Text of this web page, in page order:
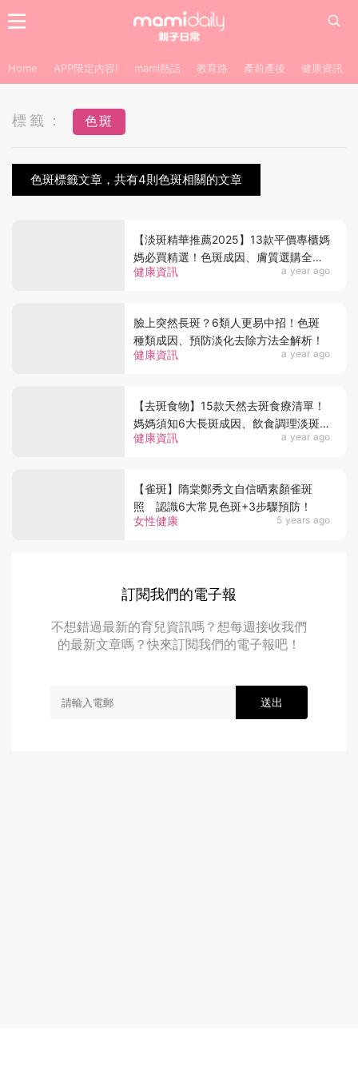
Home APP限定內容! mami熱話 教育路 產前產後 健康資訊
標籤： 色斑
色斑標籤文章，共有4則色斑相關的文章
健康資訊 a year ago
【淡斑精華推薦2025】13款平價專櫃媽
媽必買精選！色斑成因、膚質選購全解
析！
健康資訊 a year ago
臉上突然長斑？6類人更易中招！色斑
種類成因、預防淡化去除方法全解析！
健康資訊 a year ago
【去斑食物】15款天然去斑食療清單！
媽媽須知6大長斑成因、飲食調理淡斑
秘訣、破解迷思！
女性健康 5 years ago
【雀斑】隋棠鄭秀文自信晒素顏雀斑
照 認識6大常見色斑+3步驟預防！
訂閱我們的電子報
不想錯過最新的育兒資訊嗎？想每週接收我們
的最新文章嗎？快來訂閱我們的電子報吧！
送出